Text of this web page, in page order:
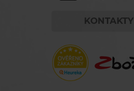
KONTAKTY